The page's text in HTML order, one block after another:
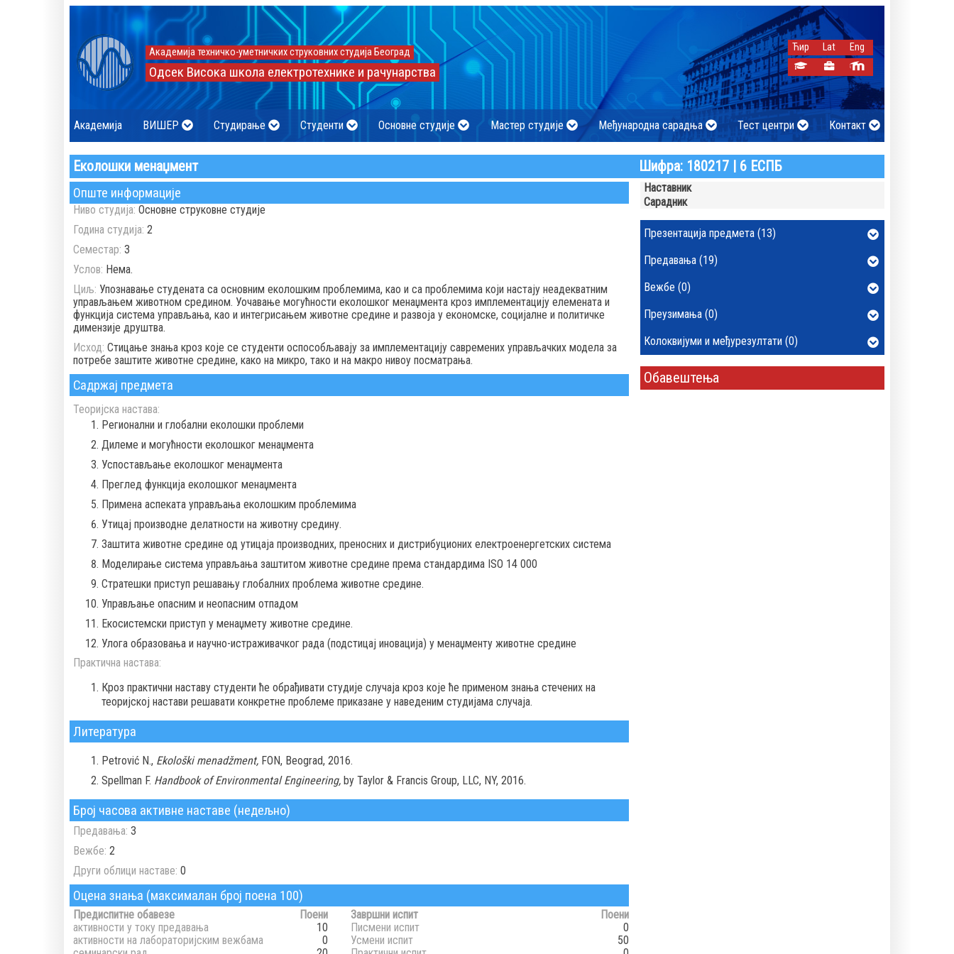
Академија техничко-уметничких струковних студија Београд
Одсек Висока школа електротехнике и рачунарства
Ћир Lat Eng
Академија ВИШЕР Студирање Студенти Основне студије Мастер студије Међународна сарадња Тест центри Контакт
Еколошки менаџмент Шифра: 180217 | 6 ЕСПБ
Опште информације
Ниво студија: Основне струковне студије
Година студија: 2
Семестар: 3
Услов: Нема.
Циљ: Упознавање студената са основним еколошким проблемима, као и са проблемима који настају неадекватним
управљањем животном средином. Уочавање могућности еколошког менаџмента кроз имплементацију елемената и
функција система управљања, као и интегрисањем животне средине и развоја у економске, социјалне и политичке
димензије друштва.
Исход: Стицање знања кроз које се студенти оспособљавају за имплементацију савремених управљачких модела за
потребе заштите животне средине, како на микро, тако и на макро нивоу посматрања.
Садржај предмета
Теоријска настава:
Регионални и глобални еколошки проблеми
Дилеме и могућности еколошког менаџмента
Успостављање еколошког менаџмента
Преглед функција еколошког менаџмента
Примена аспеката управљања еколошким проблемима
Утицај производне делатности на животну средину.
Заштита животне средине од утицаја производних, преносних и дистрибуционих електроенергетских система
Моделирање система управљања заштитом животне средине према стандардима ISO 14 000
Стратешки приступ решавању глобалних проблема животне средине.
Управљање опасним и неопасним отпадом
Екосистемски приступ у менаџмету животне средине.
Улога образовања и научно-истраживачког рада (подстицај иновација) у менаџменту животне средине
Практична настава:
Кроз практични наставу студенти ће обрађивати студије случаја кроз које ће применом знања стечених на
теоријској настави решавати конкретне проблеме приказане у наведеним студијама случаја.
Литература
Petrović N., Ekološki menadžment, FON, Beograd, 2016.
Spellman F. Handbook of Environmental Engineering, by Taylor & Francis Group, LLC, NY, 2016.
Број часова активне наставе (недељно)
Предавања: 3
Вежбе: 2
Други облици наставе: 0
Оцена знања (максималан број поена 100)
Предиспитне обавезе
Поени
активности у току предавања
10
активности на лабораторијским вежбама
0
Завршни испит
Поени
Писмени испит
0
Усмени испит
50
Наставник
Сарадник
Презентација предмета (13)
Предавања (19)
Вежбе (0)
Преузимања (0)
Колоквијуми и међурезултати (0)
Обавештења